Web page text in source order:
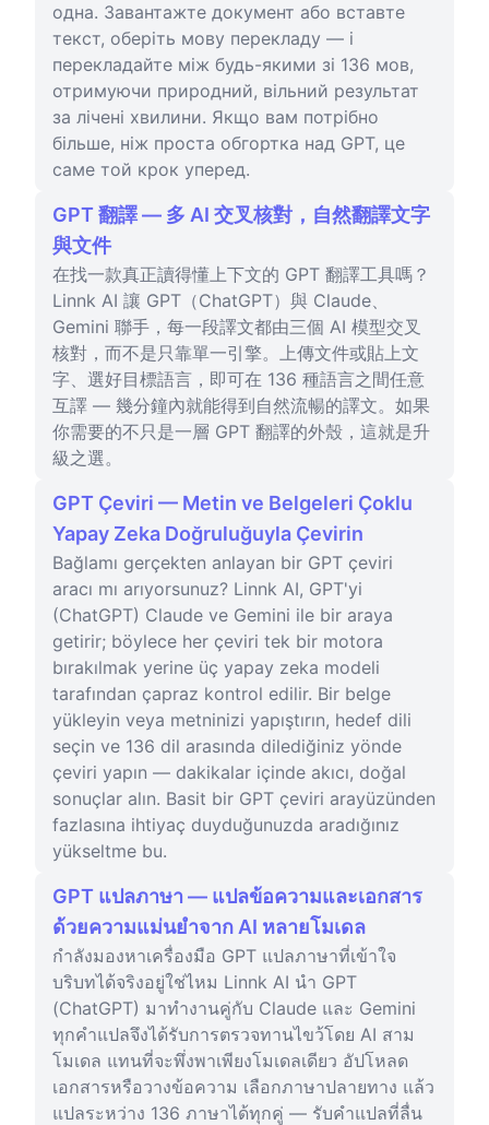
одна. Завантажте документ або вставте
текст, оберіть мову перекладу — і
перекладайте між будь-якими зі 136 мов,
отримуючи природний, вільний результат
за лічені хвилини. Якщо вам потрібно
більше, ніж проста обгортка над GPT, це
саме той крок уперед.
GPT 翻譯 — 多 AI 交叉核對，自然翻譯文字
與文件
在找一款真正讀得懂上下文的 GPT 翻譯工具嗎？
Linnk AI 讓 GPT（ChatGPT）與 Claude、
Gemini 聯手，每一段譯文都由三個 AI 模型交叉
核對，而不是只靠單一引擎。上傳文件或貼上文
字、選好目標語言，即可在 136 種語言之間任意
互譯 — 幾分鐘內就能得到自然流暢的譯文。如果
你需要的不只是一層 GPT 翻譯的外殼，這就是升
級之選。
GPT Çeviri — Metin ve Belgeleri Çoklu
Yapay Zeka Doğruluğuyla Çevirin
Bağlamı gerçekten anlayan bir GPT çeviri
aracı mı arıyorsunuz? Linnk AI, GPT'yi
(ChatGPT) Claude ve Gemini ile bir araya
getirir; böylece her çeviri tek bir motora
bırakılmak yerine üç yapay zeka modeli
tarafından çapraz kontrol edilir. Bir belge
yükleyin veya metninizi yapıştırın, hedef dili
seçin ve 136 dil arasında dilediğiniz yönde
çeviri yapın — dakikalar içinde akıcı, doğal
sonuçlar alın. Basit bir GPT çeviri arayüzünden
fazlasına ihtiyaç duyduğunuzda aradığınız
yükseltme bu.
GPT แปลภาษา — แปลข้อความและเอกสาร
ด้วยความแม่นยำจาก AI หลายโมเดล
กำลังมองหาเครื่องมือ GPT แปลภาษาที่เข้าใจ
บริบทได้จริงอยู่ใช่ไหม Linnk AI นำ GPT
(ChatGPT) มาทำงานคู่กับ Claude และ Gemini
ทุกคำแปลจึงได้รับการตรวจทานไขว้โดย AI สาม
โมเดล แทนที่จะพึ่งพาเพียงโมเดลเดียว อัปโหลด
เอกสารหรือวางข้อความ เลือกภาษาปลายทาง แล้ว
แปลระหว่าง 136 ภาษาได้ทุกคู่ — รับคำแปลที่ลื่น